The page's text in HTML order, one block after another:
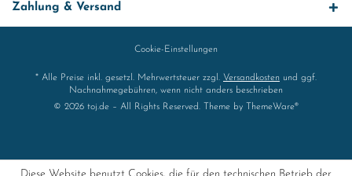
Zahlung & Versand
Cookie-Einstellungen
* Alle Preise inkl. gesetzl. Mehrwertsteuer zzgl. Versandkosten und ggf.
Nachnahmegebühren, wenn nicht anders beschrieben
© 2026 toj.de – All Rights Reserved. Theme by
ThemeWare®